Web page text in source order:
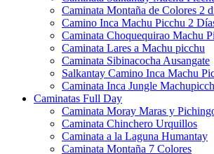
Caminata Montaña de Colores 2
Camino Inca Machu Picchu 2
Caminata Choquequirao Machu
Caminata Lares a Machu picchu
Caminata Sibinacocha Ausangate
Salkantay Camino Inca Machu
Caminata Inca Jungle
Caminatas Full Day
Caminata Moray Maras y
Caminata Chinchero Urquillos
Caminata a la Laguna Humantay
Caminata Montaña 7 Colores